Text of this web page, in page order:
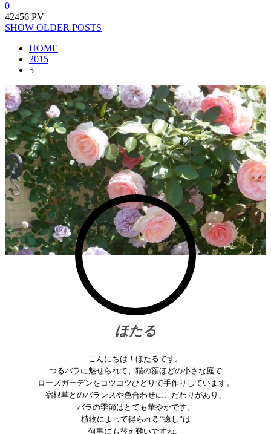
0
42456 PV
SHOW OLDER POSTS
HOME
2015
5
ほたる
こんにちは！ほたるです。
つるバラに魅せられて、猫の額ほどの小さな庭で
ローズガーデンをコツコツひとりで手作りしています。
宿根草とのバランスや色合わせにこだわりがあり、
バラの季節はとても華やかです。
植物によって得られる“癒し”は
何事にも替え難いですね。